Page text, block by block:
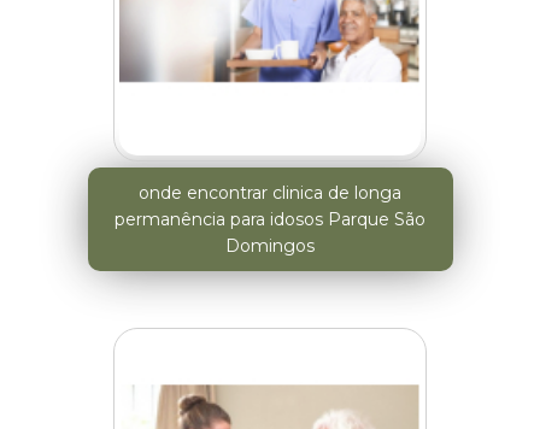
onde encontrar clinica de longa
permanência para idosos Parque São
Domingos